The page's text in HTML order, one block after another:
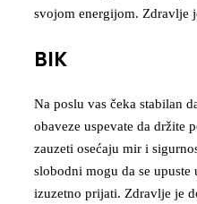
svojom energijom. Zdravlje
BIK
Na poslu vas čeka stabilan
obaveze uspevate da držite
zauzeti osećaju mir i
slobodni mogu da se
izuzetno prijati. Zdravlje je